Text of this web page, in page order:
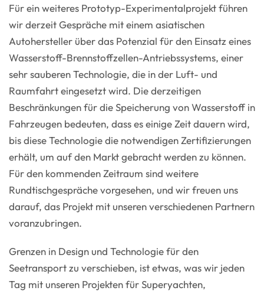
Für ein weiteres Prototyp-Experimentalprojekt führen
wir derzeit Gespräche mit einem asiatischen
Autohersteller über das Potenzial für den Einsatz eines
Wasserstoff-Brennstoffzellen-Antriebssystems, einer
sehr sauberen Technologie, die in der Luft- und
Raumfahrt eingesetzt wird. Die derzeitigen
Beschränkungen für die Speicherung von Wasserstoff in
Fahrzeugen bedeuten, dass es einige Zeit dauern wird,
bis diese Technologie die notwendigen Zertifizierungen
erhält, um auf den Markt gebracht werden zu können.
Für den kommenden Zeitraum sind weitere
Rundtischgespräche vorgesehen, und wir freuen uns
darauf, das Projekt mit unseren verschiedenen Partnern
voranzubringen.
Grenzen in Design und Technologie für den
Seetransport zu verschieben, ist etwas, was wir jeden
Tag mit unseren Projekten für Superyachten,